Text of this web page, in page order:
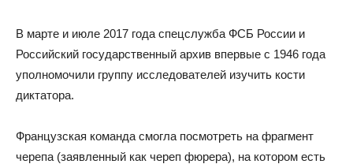
В марте и июле 2017 года спецслужба ФСБ России и
Российский государственный архив впервые с 1946 года
уполномочили группу исследователей изучить кости
диктатора.
Французская команда смогла посмотреть на фрагмент
черепа (заявленный как череп фюрера), на котором есть